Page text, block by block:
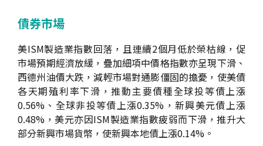
債券市場
美ISM製造業指數回落，且連續2個月低於榮枯線，促
市場預期經濟放緩，疊加細項中價格指數亦呈現下滑、
西德州油價大跌，減輕市場對通膨僵固的擔憂，使美債
各天期殖利率下滑，推動主要債種全球投等債上漲
0.56%、全球非投等債上漲0.35%，新興美元債上漲
0.48%，美元亦因ISM製造業指數疲弱而下滑，推升大
部分新興市場貨幣，使新興本地債上漲0.14%。